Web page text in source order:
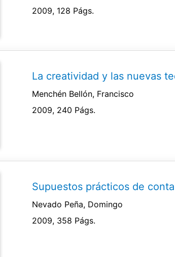
2009, 128 Págs.
La creatividad y las nuevas
Menchén Bellón, Francisco
2009, 240 Págs.
Supuestos prácticos de
Nevado Peña, Domingo
2009, 358 Págs.